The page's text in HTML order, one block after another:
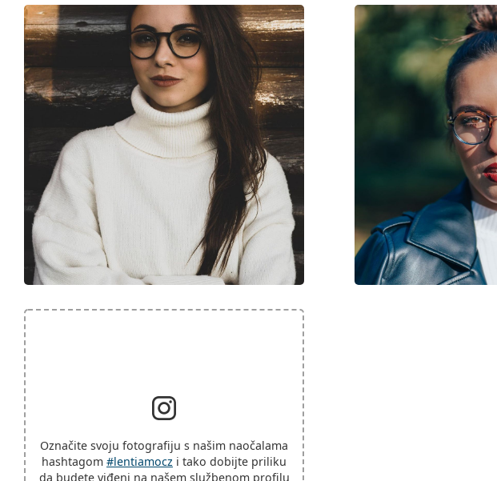
Kod:
GG0934OA 004 56
Označite svoju fotografiju s našim naočalama
hashtagom #lentiamocz i tako dobijte priliku
da budete viđeni na našem službenom profilu